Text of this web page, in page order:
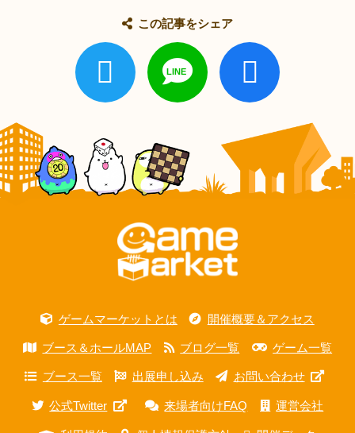
この記事をシェア
ゲームマーケットとは 開催概要＆アクセス
ブース＆ホールMAP ブログ一覧 ゲーム一覧
ブース一覧 出展申し込み お問い合わせ
公式Twitter 来場者向けFAQ 運営会社